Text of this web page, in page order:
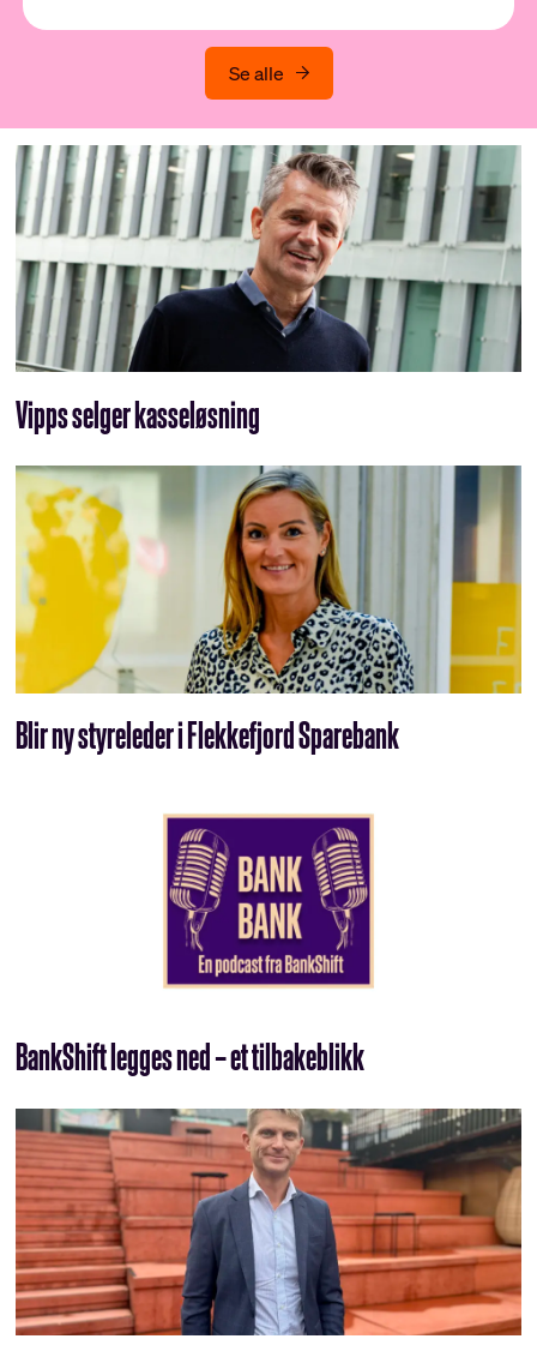
Se alle
Vipps selger kasseløsning
Blir ny styreleder i Flekkefjord Sparebank
BankShift legges ned – et tilbakeblikk